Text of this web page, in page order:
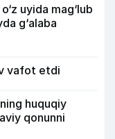
uyida mag‘lub
g‘alaba
vafot etdi
huquqiy
qonunni